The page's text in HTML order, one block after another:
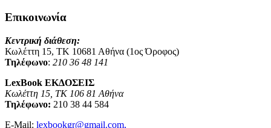
Επικοινωνία
Κεντρική διάθεση:
Κωλέττη 15, ΤΚ 10681 Αθήνα (1ος Όροφος)
Τηλέφωνο: 210 36 48 141
LexBook ΕΚΔΟΣΕΙΣ
Κωλέττη 15, ΤΚ 106 81 Αθήνα
Τηλέφωνο: 210 38 44 584
E-Mail: lexbookgr@gmail.com,